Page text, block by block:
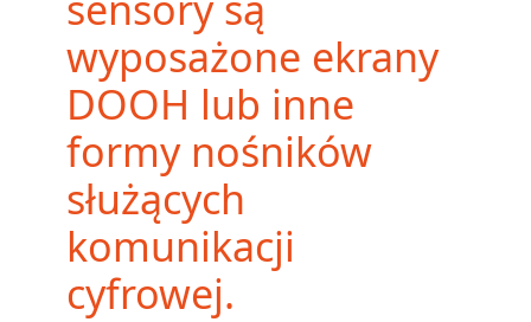
wyposażone ekrany
DOOH lub inne
formy nośników
służących
komunikacji
cyfrowej.